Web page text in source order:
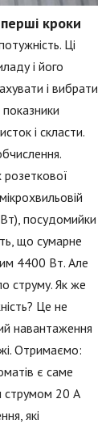
кроки
Ці
і його
і вибрати
і скласти.
посудомийки
що сумарне
4400 Вт. Але
струму. Як же
Це не
навантаження
Отримаємо:
є саме
струмом 20 А
які